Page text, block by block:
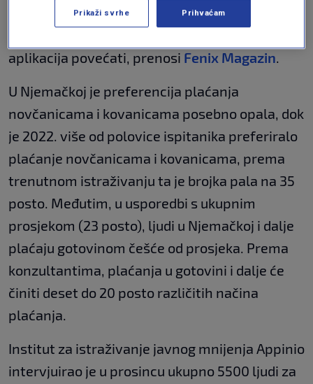
jedan postotni bod više nego 2022. Međutim,
aplikacija povećati, prenosi Fenix Magazin.
U Njemačkoj je preferencija plaćanja
novčanicama i kovanicama posebno opala, dok
je 2022. više od polovice ispitanika preferiralo
plaćanje novčanicama i kovanicama, prema
trenutnom istraživanju ta je brojka pala na 35
posto. Međutim, u usporedbi s ukupnim
prosjekom (23 posto), ljudi u Njemačkoj i dalje
plaćaju gotovinom češće od prosjeka. Prema
konzultantima, plaćanja u gotovini i dalje će
činiti deset do 20 posto različitih načina
plaćanja.
Institut za istraživanje javnog mnijenja Appinio
intervjuirao je u prosincu ukupno 5500 ljudi za
Prikaži svrhe Prihvaćam